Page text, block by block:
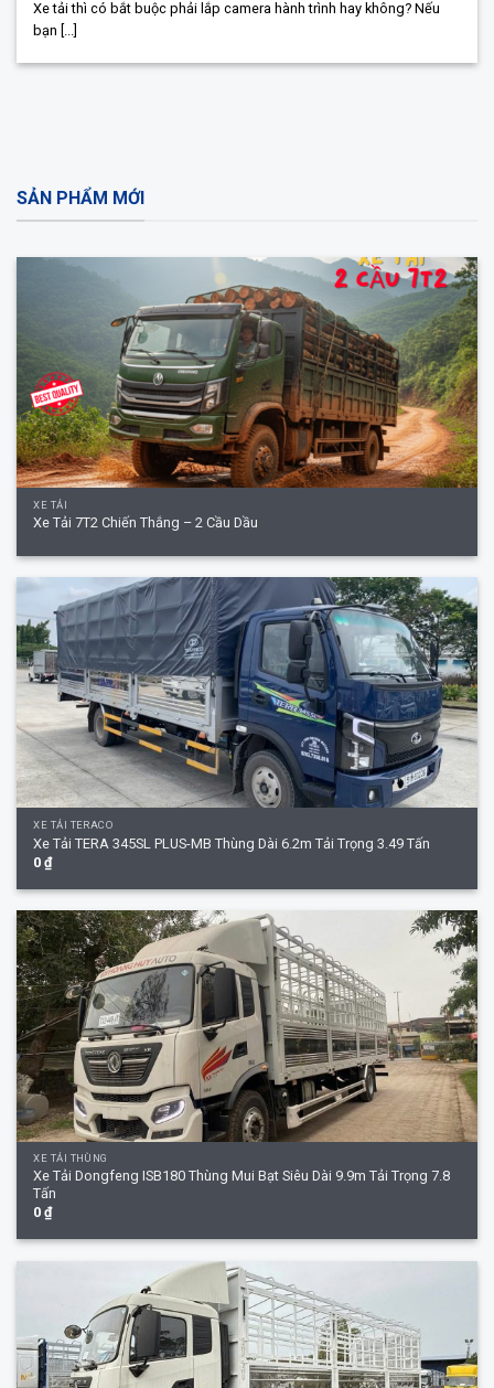
Xe tải thì có bắt buộc phải lắp camera hành trình hay không? Nếu
bạn [...]
SẢN PHẨM MỚI
XE TẢI
Xe Tải 7T2 Chiến Thắng – 2 Cầu Dầu
XE TẢI TERACO
Xe Tải TERA 345SL PLUS-MB Thùng Dài 6.2m Tải Trọng 3.49 Tấn
0₫
XE TẢI THÙNG
Xe Tải Dongfeng ISB180 Thùng Mui Bạt Siêu Dài 9.9m Tải Trọng 7.8
Tấn
0₫